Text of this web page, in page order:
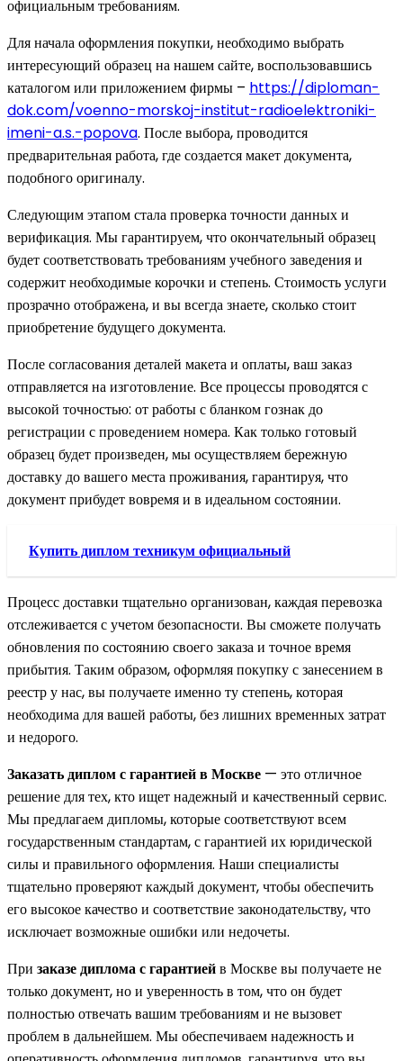
официальным требованиям.
Для начала оформления покупки, необходимо выбрать
интересующий образец на нашем сайте, воспользовавшись
каталогом или приложением фирмы – https://diploman-
dok.com/voenno-morskoj-institut-radioelektroniki-
imeni-a.s.-popova. После выбора, проводится
предварительная работа, где создается макет документа,
подобного оригиналу.
Следующим этапом стала проверка точности данных и
верификация. Мы гарантируем, что окончательный образец
будет соответствовать требованиям учебного заведения и
содержит необходимые корочки и степень. Стоимость услуги
прозрачно отображена, и вы всегда знаете, сколько стоит
приобретение будущего документа.
После согласования деталей макета и оплаты, ваш заказ
отправляется на изготовление. Все процессы проводятся с
высокой точностью: от работы с бланком гознак до
регистрации с проведением номера. Как только готовый
образец будет произведен, мы осуществляем бережную
доставку до вашего места проживания, гарантируя, что
документ прибудет вовремя и в идеальном состоянии.
Купить диплом техникум официальный
Процесс доставки тщательно организован, каждая перевозка
отслеживается с учетом безопасности. Вы сможете получать
обновления по состоянию своего заказа и точное время
прибытия. Таким образом, оформляя покупку с занесением в
реестр у нас, вы получаете именно ту степень, которая
необходима для вашей работы, без лишних временных затрат
и недорого.
Заказать диплом с гарантией в Москве — это отличное
решение для тех, кто ищет надежный и качественный сервис.
Мы предлагаем дипломы, которые соответствуют всем
государственным стандартам, с гарантией их юридической
силы и правильного оформления. Наши специалисты
тщательно проверяют каждый документ, чтобы обеспечить
его высокое качество и соответствие законодательству, что
исключает возможные ошибки или недочеты.
При заказе диплома с гарантиейв Москве вы получаете не
только документ, но и уверенность в том, что он будет
полностью отвечать вашим требованиям и не вызовет
проблем в дальнейшем. Мы обеспечиваем надежность и